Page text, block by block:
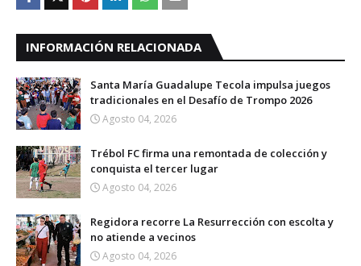
INFORMACIÓN RELACIONADA
Santa María Guadalupe Tecola impulsa juegos
tradicionales en el Desafío de Trompo 2026
Agosto 04, 2026
Trébol FC firma una remontada de colección y
conquista el tercer lugar
Agosto 04, 2026
Regidora recorre La Resurrección con escolta y
no atiende a vecinos
Agosto 04, 2026